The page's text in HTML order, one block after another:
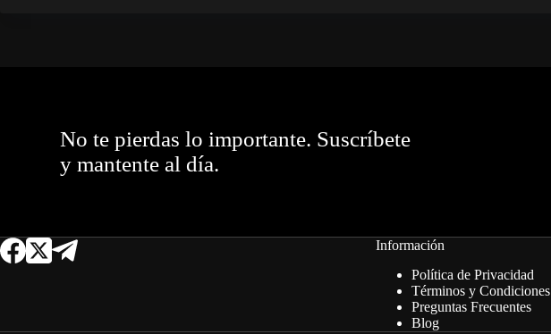
No te pierdas lo importante. Suscríbete
y mantente al día.
Información
Política de Privacidad
Términos y Condiciones
Preguntas Frecuentes
Blog